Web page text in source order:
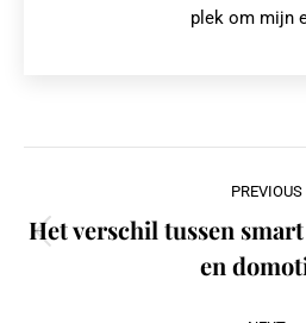
plek om mijn
navigation
PREVIOUS
post:
Het verschil tussen
en